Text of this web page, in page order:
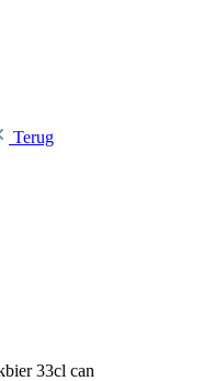
Terug
33cl can